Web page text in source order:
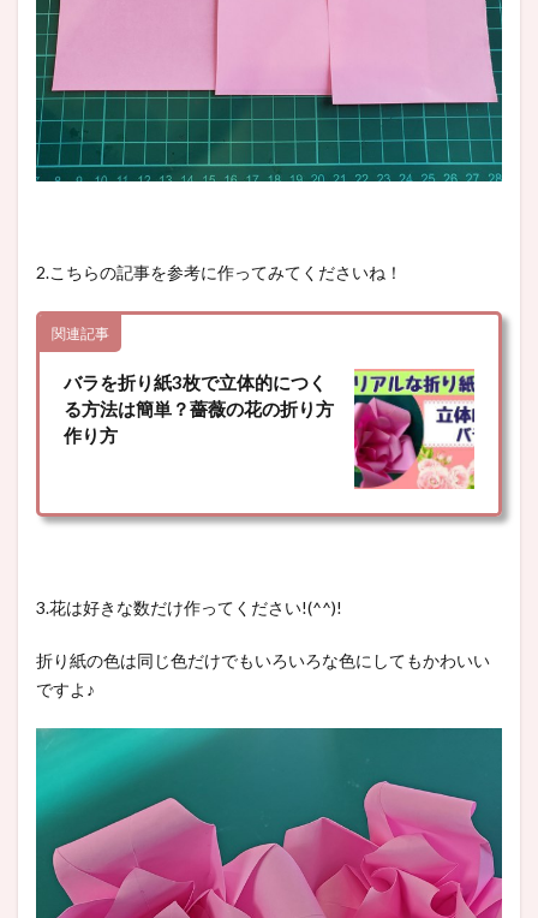
2.こちらの記事を参考に作ってみてくださいね！
関連記事
バラを折り紙3枚で立体的につく
る方法は簡単？薔薇の花の折り方
作り方
3.花は好きな数だけ作ってください!(^^)!
折り紙の色は同じ色だけでもいろいろな色にしてもかわいい
ですよ♪